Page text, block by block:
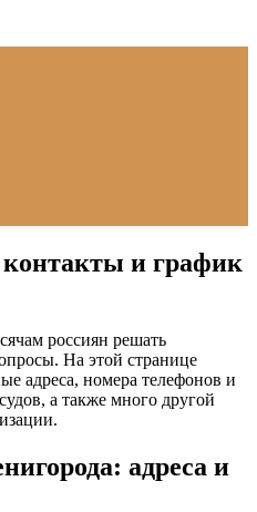
контакты и график
россиян решать
На этой странице
адреса, номера телефонов и
а также много другой
адреса и